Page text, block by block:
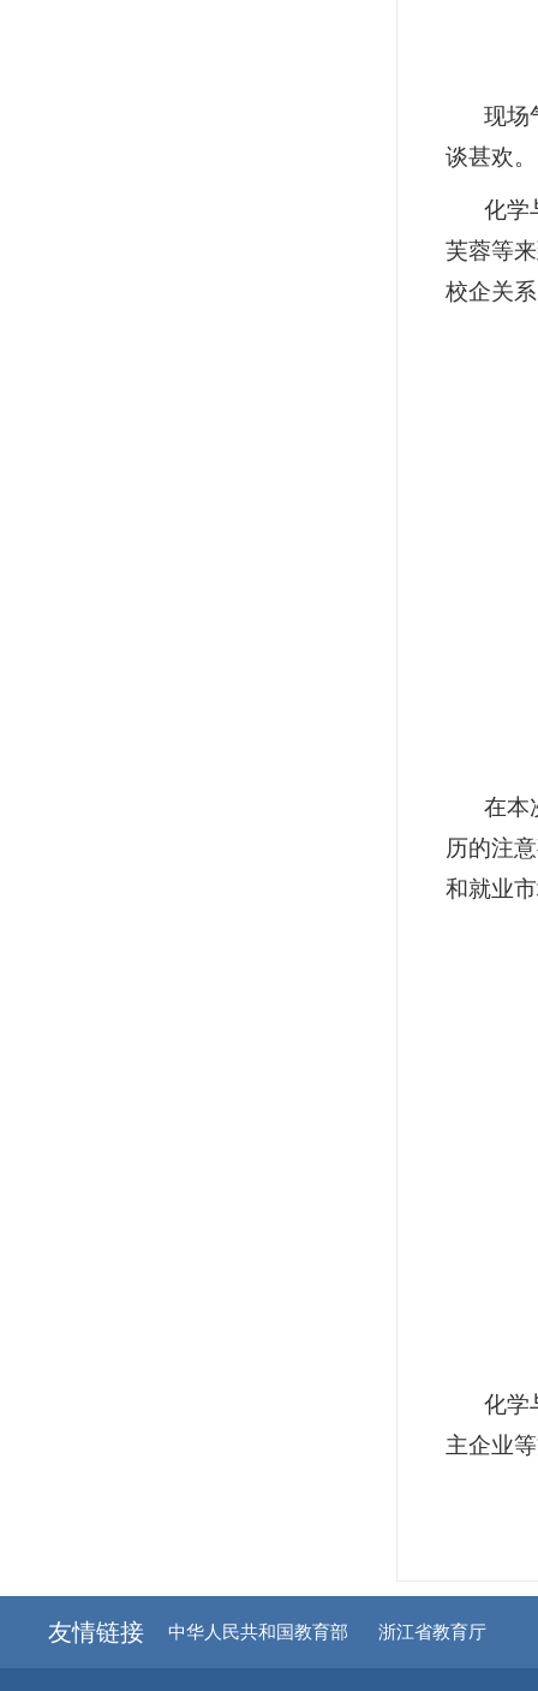
现场
谈甚欢。
化学
芙蓉等
校企关
在本
历的注
和就业
化学
主企业
友情链接 中华人民共和国教育部 浙江省教育厅